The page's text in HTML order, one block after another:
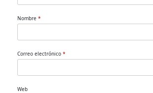
Nombre *
Correo electrónico *
Web